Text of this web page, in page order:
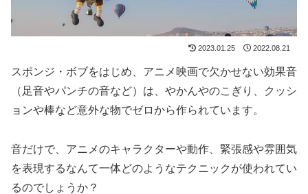
2023.01.25 2022.08.21
スポンジ・ボブをはじめ、アニメ映画で欠かせない効果音
（足音やパンチの音など）は、やかんやのこぎり、クッシ
ョンや棒など意外な物でゼロから作られています。
音だけで、アニメのキャラクターや動作、緊張感や雰囲気
を表現するなんて一体どのようなテクニックが使われてい
るのでしょうか？